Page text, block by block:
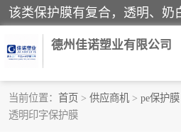
德州佳诺塑业有限公司
当前位置： 首页 > 供应商机 > pe保护膜
透明印字保护膜
pe保护膜